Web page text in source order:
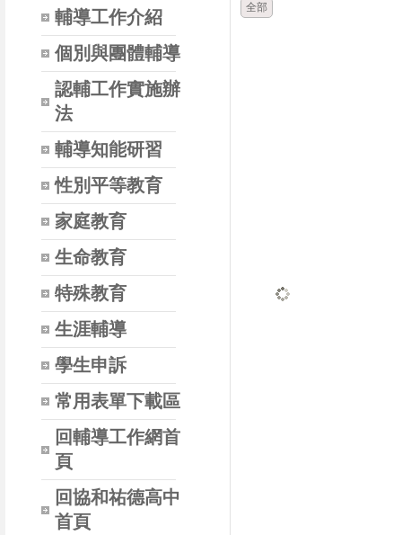
輔導工作介紹
個別與團體輔導
認輔工作實施辦
法
輔導知能研習
性別平等教育
家庭教育
生命教育
特殊教育
生涯輔導
學生申訴
常用表單下載區
回輔導工作網首
頁
回協和祐德高中
首頁
全部